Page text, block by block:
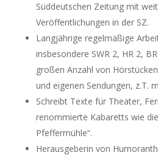
Süddeutschen Zeitung mit
Veröffentlichungen in der SZ.
Langjährige regelmäßige
insbesondere SWR 2, HR 2,
großen Anzahl von
und eigenen Sendungen, z.T.
Schreibt Texte für Theater,
renommierte Kabaretts wie
Pfeffermühle“.
Herausgeberin von